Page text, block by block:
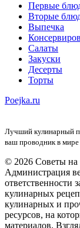
Первые
Вторые
Выпечка
Салаты
Закуски
Десерты
Торты
Poejka.ru
Лучший кулинарный
ваш проводник в мире
© 2026 Советы на
Администрация
ответственности
кулинарных
кулинарных и
ресурсов, на
материалов.